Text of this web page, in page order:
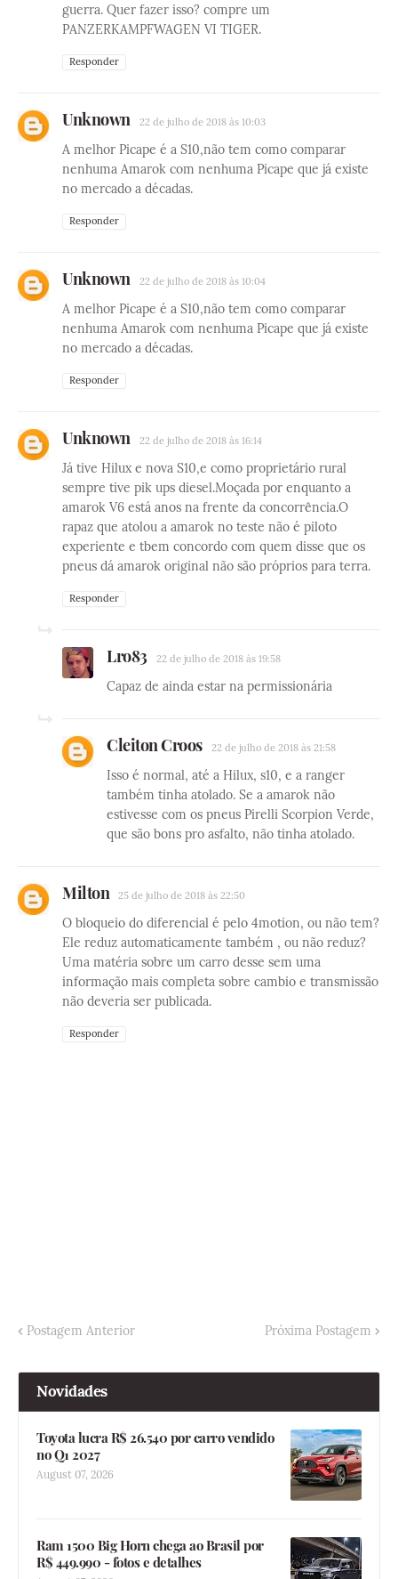
guerra. Quer fazer isso? compre um
PANZERKAMPFWAGEN VI TIGER.
Responder
Unknown 22 de julho de 2018 às 10:03
A melhor Picape é a S10,não tem como comparar
nenhuma Amarok com nenhuma Picape que já existe
no mercado a décadas.
Responder
Unknown 22 de julho de 2018 às 10:04
A melhor Picape é a S10,não tem como comparar
nenhuma Amarok com nenhuma Picape que já existe
no mercado a décadas.
Responder
Unknown 22 de julho de 2018 às 16:14
Já tive Hilux e nova S10,e como proprietário rural
sempre tive pik ups diesel.Moçada por enquanto a
amarok V6 está anos na frente da concorrência.O
rapaz que atolou a amarok no teste não é piloto
experiente e tbem concordo com quem disse que os
pneus dá amarok original não são próprios para terra.
Responder
Lro83 22 de julho de 2018 às 19:58
Capaz de ainda estar na permissionária
Cleiton Croos 22 de julho de 2018 às 21:58
Isso é normal, até a Hilux, s10, e a ranger
também tinha atolado. Se a amarok não
estivesse com os pneus Pirelli Scorpion Verde,
que são bons pro asfalto, não tinha atolado.
Milton 25 de julho de 2018 às 22:50
O bloqueio do diferencial é pelo 4motion, ou não tem?
Ele reduz automaticamente também , ou não reduz?
Uma matéria sobre um carro desse sem uma
informação mais completa sobre cambio e transmissão
não deveria ser publicada.
Responder
Postagem Anterior Próxima Postagem
Novidades
Toyota lucra R$ 26.540 por carro vendido
no Q1 2027
August 07, 2026
Ram 1500 Big Horn chega ao Brasil por
R$ 449.990 - fotos e detalhes